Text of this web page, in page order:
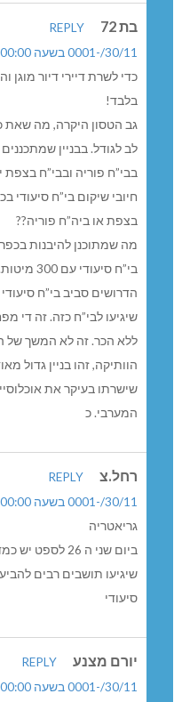
בת 72
REPLY
30/11/-0001 בשעה 00:00
בלבד!
גב הטסון היקרה, מה שאת
חיובי שיקום בי”ח סיעודי
בצפת או ביה”ח פוריה??
מה שמתוכנן להיבנות
בי”ח
הדרושים סביב בי”ח
שיגיעו לבי”ח כזה. זה די
ללא הכר. זה לא המשך של
הוותיקה, זהו בניין גדול
שישרתו בעיקר את
המערבי. כ
רחל.צ
REPLY
30/11/-0001 בשעה 00:00
גריאטריה
ביום שני ה 26
שיגיעו תושבים רבים
סיעודי
יורם מצנע
REPLY
30/11/-0001 בשעה 00:00